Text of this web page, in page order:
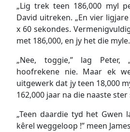
„Lig trek teen 186,000 myl
David uitreken. „En vier
x 60 sekondes.
met 186,000, en jy het die
„Nee, toggie,” lag
hoofrekene nie. Maar ek
uitgewerk dat jy teen 18,000
162,000 jaar na die naaste ster
„Teen daardie tyd het Gwen
kêrel weggeloop !” meen